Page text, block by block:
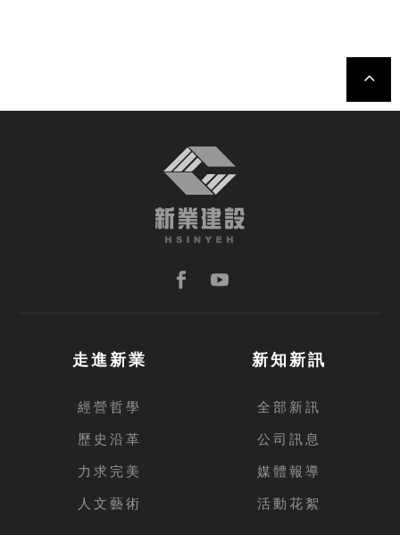
走進新業
經營哲學
歷史沿革
力求完美
人文藝術
新知新訊
全部新訊
公司訊息
媒體報導
活動花絮